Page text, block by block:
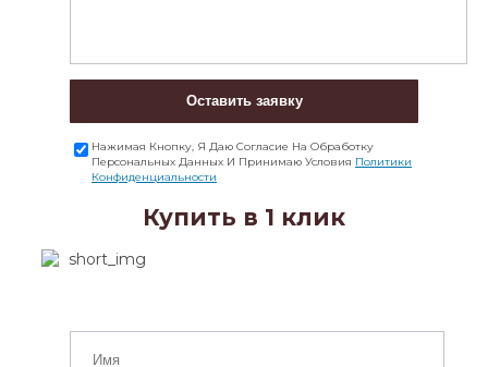
Оставить заявку
Нажимая Кнопку, Я Даю Согласие На Обработку
Персональных Данных И Принимаю Условия Политики
Конфиденциальности
Купить в 1 клик